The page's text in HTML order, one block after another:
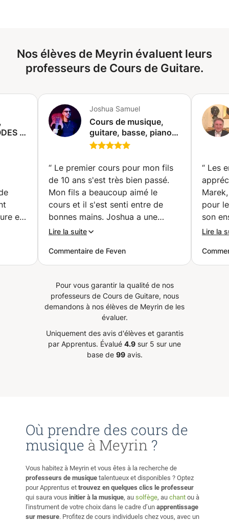
Nos élèves de Meyrin évaluent leurs
professeurs de Cours de Guitare.
&
est
à
Joshua Samuel
Cours de musique,
guitare, basse, piano,
batterie, ukulélé et
“ Le premier cours pour mon fils
de 10 ans s'est très bien passé.
Mon fils a beaucoup aimé le
cours et il s'est senti entre de
bonnes mains. Joshua a une
approche moderne, ludique et
musique. Je suis sûre que après
quelques années de piano
apprendre à apprécier la
musique. Je recommande
vivement le cours avec Joshua !
Lire la suite
Commentaire de Feven
“ Les
pour
son
avec
qui
Lire la
Pour vous garantir la qualité de nos
professeurs de Cours de Guitare, nous
demandons à nos élèves de Meyrin de les
évaluer.
Uniquement des avis d'élèves et garantis
par Apprentus. Évalué 4.9 sur 5 sur une
base de 99avis.
Où prendre des cours de
musique à Meyrin ?
Vous habitez à Meyrin et vous êtes à la recherche de
professeurs de musique talentueux et disponibles ? Optez
pour Apprentus et trouvez en quelques clics le professeur
qui saura vous initier à la musique, au solfège, au chant ou à
l'instrument de votre choix dans le cadre d’un apprentissage
sur mesure. Profitez de cours individuels chez vous, avec un